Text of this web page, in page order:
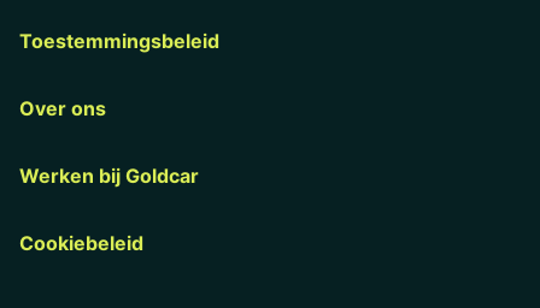
Toestemmingsbeleid
Over ons
Werken bij Goldcar
Cookiebeleid